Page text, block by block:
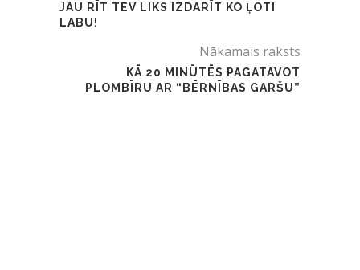
JAU RĪT TEV LIKS IZDARĪT KO ĻOTI
LABU!
Nākamais raksts
KĀ 20 MINŪTĒS PAGATAVOT
PLOMBĪRU AR “BĒRNĪBAS GARŠU”